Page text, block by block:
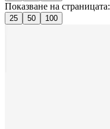
Показване на страницата:
25 50 100